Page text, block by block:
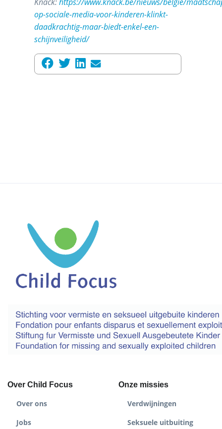
op-sociale-media-voor-kinderen-klinkt-
daadkrachtig-maar-biedt-enkel-een-
schijnveiligheid/
Over Child Focus
Over ons
Jobs
Onze missies
Verdwijningen
Seksuele uitbuiting